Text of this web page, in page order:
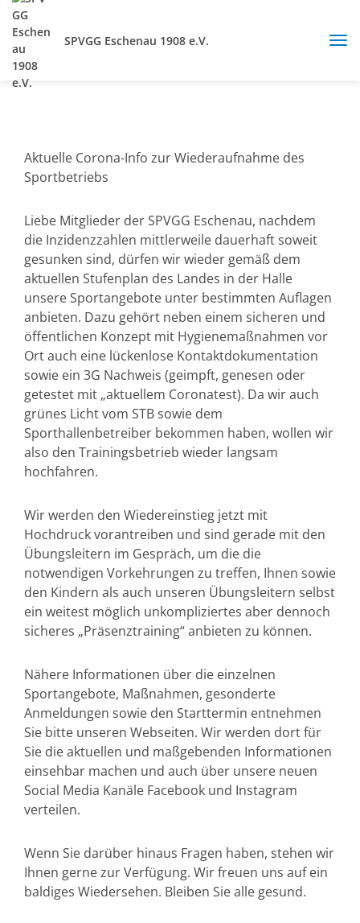
SPVGG Eschenau 1908 e.V.
Aktuelle Corona-Info zur Wiederaufnahme des
Sportbetriebs
Liebe Mitglieder der SPVGG Eschenau, nachdem
die Inzidenzzahlen mittlerweile dauerhaft soweit
gesunken sind, dürfen wir wieder gemäß dem
aktuellen Stufenplan des Landes in der Halle
unsere Sportangebote unter bestimmten Auflagen
anbieten. Dazu gehört neben einem sicheren und
öffentlichen Konzept mit Hygienemaßnahmen vor
Ort auch eine lückenlose Kontaktdokumentation
sowie ein 3G Nachweis (geimpft, genesen oder
getestet mit „aktuellem Coronatest). Da wir auch
grünes Licht vom STB sowie dem
Sporthallenbetreiber bekommen haben, wollen wir
also den Trainingsbetrieb wieder langsam
hochfahren.
Wir werden den Wiedereinstieg jetzt mit
Hochdruck vorantreiben und sind gerade mit den
Übungsleitern im Gespräch, um die die
notwendigen Vorkehrungen zu treffen, Ihnen sowie
den Kindern als auch unseren Übungsleitern selbst
ein weitest möglich unkompliziertes aber dennoch
sicheres „Präsenztraining“ anbieten zu können.
Nähere Informationen über die einzelnen
Sportangebote, Maßnahmen, gesonderte
Anmeldungen sowie den Starttermin entnehmen
Sie bitte unseren Webseiten. Wir werden dort für
Sie die aktuellen und maßgebenden Informationen
einsehbar machen und auch über unsere neuen
Social Media Kanäle Facebook und Instagram
verteilen.
Wenn Sie darüber hinaus Fragen haben, stehen wir
Ihnen gerne zur Verfügung. Wir freuen uns auf ein
baldiges Wiedersehen. Bleiben Sie alle gesund.